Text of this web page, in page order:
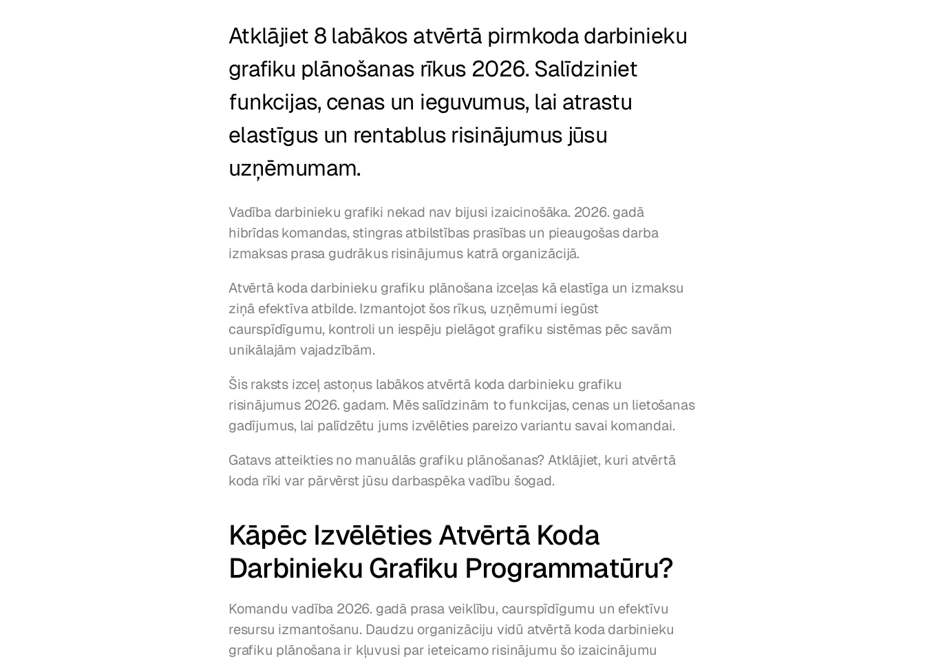
Atklājiet 8 labākos atvērtā pirmkoda darbinieku
grafiku plānošanas rīkus 2026. Salīdziniet
funkcijas, cenas un ieguvumus, lai atrastu
elastīgus un rentablus risinājumus jūsu
uzņēmumam.
Vadība darbinieku grafiki nekad nav bijusi izaicinošāka. 2026. gadā
hibrīdas komandas, stingras atbilstības prasības un pieaugošas darba
izmaksas prasa gudrākus risinājumus katrā organizācijā.
Atvērtā koda darbinieku grafiku plānošana izceļas kā elastīga un izmaksu
ziņā efektīva atbilde. Izmantojot šos rīkus, uzņēmumi iegūst
caurspīdīgumu, kontroli un iespēju pielāgot grafiku sistēmas pēc savām
unikālajām vajadzībām.
Šis raksts izceļ astoņus labākos atvērtā koda darbinieku grafiku
risinājumus 2026. gadam. Mēs salīdzinām to funkcijas, cenas un lietošanas
gadījumus, lai palīdzētu jums izvēlēties pareizo variantu savai komandai.
Gatavs atteikties no manuālās grafiku plānošanas? Atklājiet, kuri atvērtā
koda rīki var pārvērst jūsu darbaspēka vadību šogad.
Kāpēc Izvēlēties Atvērtā Koda
Darbinieku Grafiku Programmatūru?
Komandu vadība 2026. gadā prasa veiklību, caurspīdīgumu un efektīvu
resursu izmantošanu. Daudzu organizāciju vidū atvērtā koda darbinieku
grafiku plānošana ir kļuvusi par ieteicamo risinājumu šo izaicinājumu